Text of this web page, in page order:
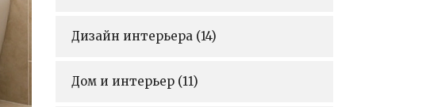
Дизайн интерьера (14)
Дом и интерьер (11)